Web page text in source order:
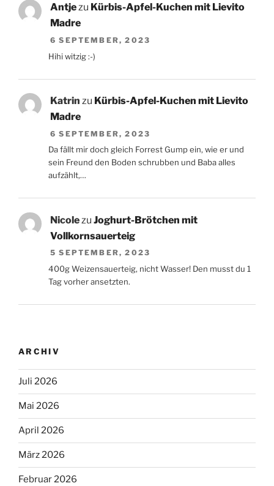
Antjezu Kürbis-Apfel-Kuchen mit Lievito
Madre
6 SEPTEMBER, 2023
Hihi witzig :-)
Katrin zu Kürbis-Apfel-Kuchen mit Lievito
Madre
6 SEPTEMBER, 2023
Da fällt mir doch gleich Forrest Gump ein, wie er und
sein Freund den Boden schrubben und Baba alles
aufzählt,…
Nicole zu Joghurt-Brötchen mit
Vollkornsauerteig
5 SEPTEMBER, 2023
400g Weizensauerteig, nicht Wasser! Den musst du 1
Tag vorher ansetzten.
ARCHIV
Juli 2026
Mai 2026
April 2026
März 2026
Februar 2026